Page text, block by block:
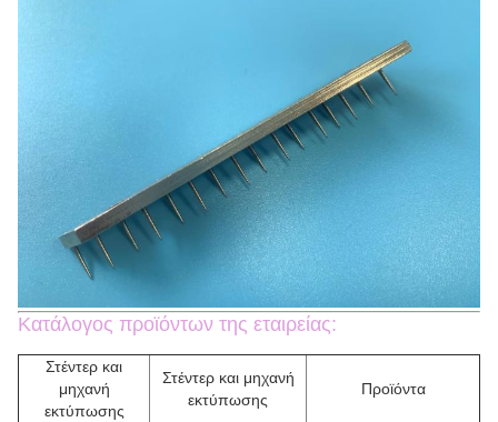
Κατάλογος προϊόντων της εταιρείας:
Στέντερ και
μηχανή
εκτύπωσης
Στέντερ και μηχανή
εκτύπωσης
Προϊόντα